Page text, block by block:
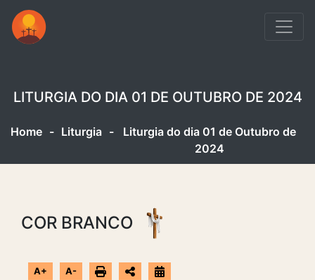
LITURGIA DO DIA 01 DE OUTUBRO DE 2024
Home - Liturgia -
Liturgia do dia 01 de Outubro de
2024
COR BRANCO
A+ A-